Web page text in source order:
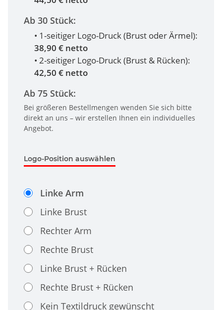
Ab 30 Stück:
• 1-seitiger Logo-Druck (Brust oder Ärmel):
38,90 € netto
• 2-seitiger Logo-Druck (Brust & Rücken):
42,50 € netto
Ab 75 Stück:
Bei größeren Bestellmengen wenden Sie sich bitte
direkt an uns – wir erstellen Ihnen ein individuelles
Angebot.
Logo-Position auswählen
Linke Arm
Linke Brust
Rechter Arm
Rechte Brust
Linke Brust + Rücken
Rechte Brust + Rücken
Kein Textildruck gewünscht